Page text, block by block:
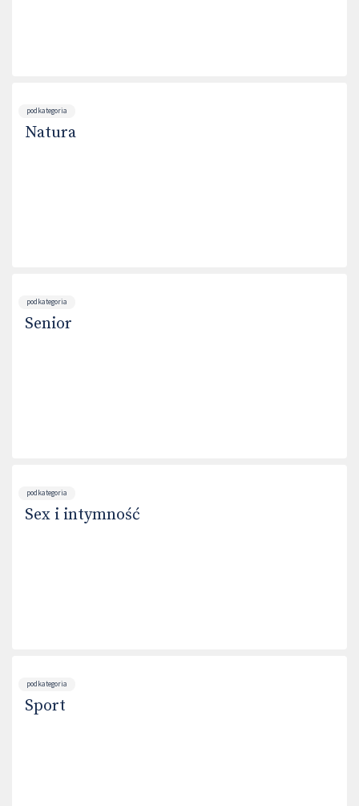
podkategoria
Natura
podkategoria
Senior
podkategoria
Sex i intymność
podkategoria
Sport